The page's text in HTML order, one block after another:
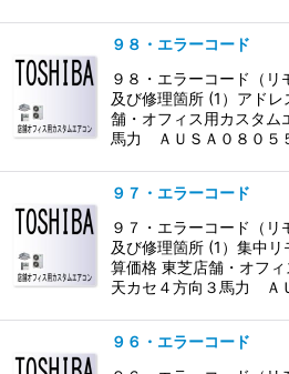
９８・エラーコード
９８・エラーコード（
及び修理箇所 (1）アド
舗・オフィス用カスタム
馬力 ＡＵＳＡ０８０
９７・エラーコード
９７・エラーコード（
及び修理箇所 (1）集中
算価格 東芝店舗・オフ
天カセ４方向３馬力 Ａ
９６・エラーコード